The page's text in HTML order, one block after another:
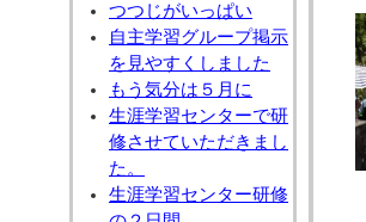
つつじがいっぱい
自主学習グループ掲示
を見やすくしました
もう気分は５月に
生涯学習センターで研
修させていただきまし
た。
生涯学習センター研修